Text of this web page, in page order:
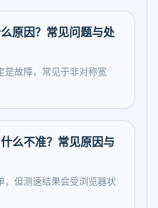
原因？常见问题与处
是故障，常见于非对称宽
么不准？常见原因与
，但测速结果会受浏览器状